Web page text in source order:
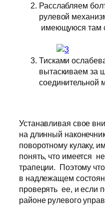
Расслабляем
рулевой
имеющуюся
Тисками
вытаскиваем за
Устанавливая свое
на длинный
поворотному кулаку,
понять, что имеется
трапеции. Поэтому
в надлежащем
проверять ее, и если
районе рулевого